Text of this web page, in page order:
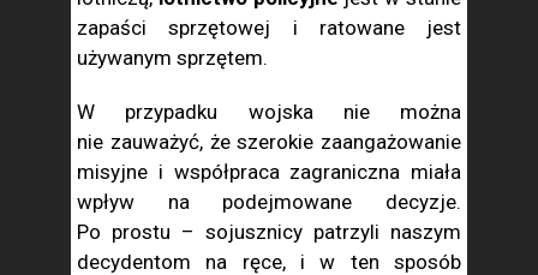
zapaści sprzętowej i ratowane jest
używanym sprzętem.
W przypadku wojska nie można
nie zauważyć, że szerokie zaangażowanie
misyjne i współpraca zagraniczna miała
wpływ na podejmowane decyzje.
Po prostu – sojusznicy patrzyli naszym
decydentom na ręce, i w ten sposób